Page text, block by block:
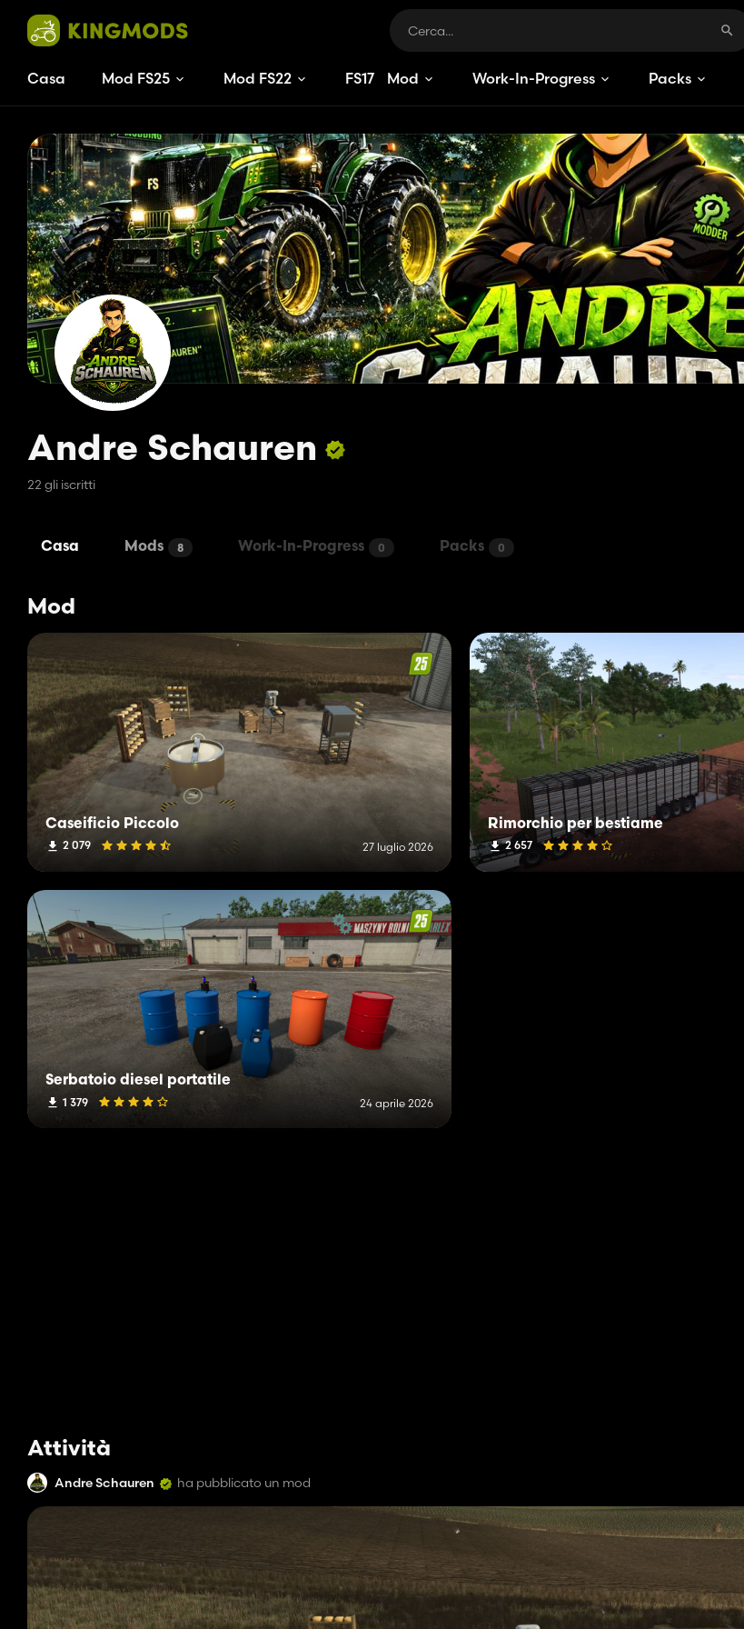
Casa Mod FS25 Mod FS22 FS17 Mod Work-In-Progress Packs
Andre Schauren
22 gli iscritti
Casa Mods 8 Work-In-Progress 0 Packs 0
Mod
Caseificio Piccolo
2 079 27 luglio 2026
Rimorchio per bestiame
2 657
Serbatoio diesel portatile
1 379 24 aprile 2026
Attività
Andre Schauren ha pubblicato un mod